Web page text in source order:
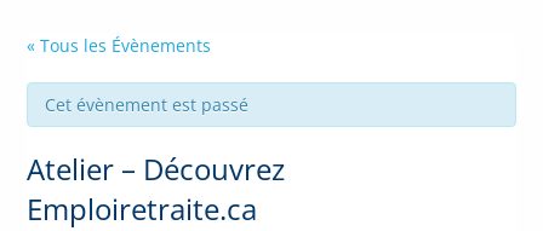
« Tous les Évènements
Cet évènement est passé
Atelier – Découvrez
Emploiretraite.ca